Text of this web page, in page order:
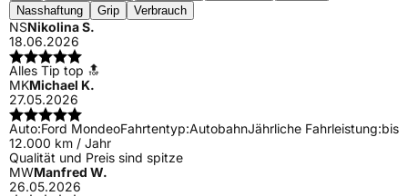
Nasshaftung
Grip Verbrauch
NSNikolina S.
18.06.2026
Alles Tip top 🔝
MKMichael K.
27.05.2026
Auto:Ford MondeoFahrtentyp:AutobahnJährliche Fahrleistung:bis
12.000 km / Jahr
Qualität und Preis sind spitze
MWManfred W.
26.05.2026